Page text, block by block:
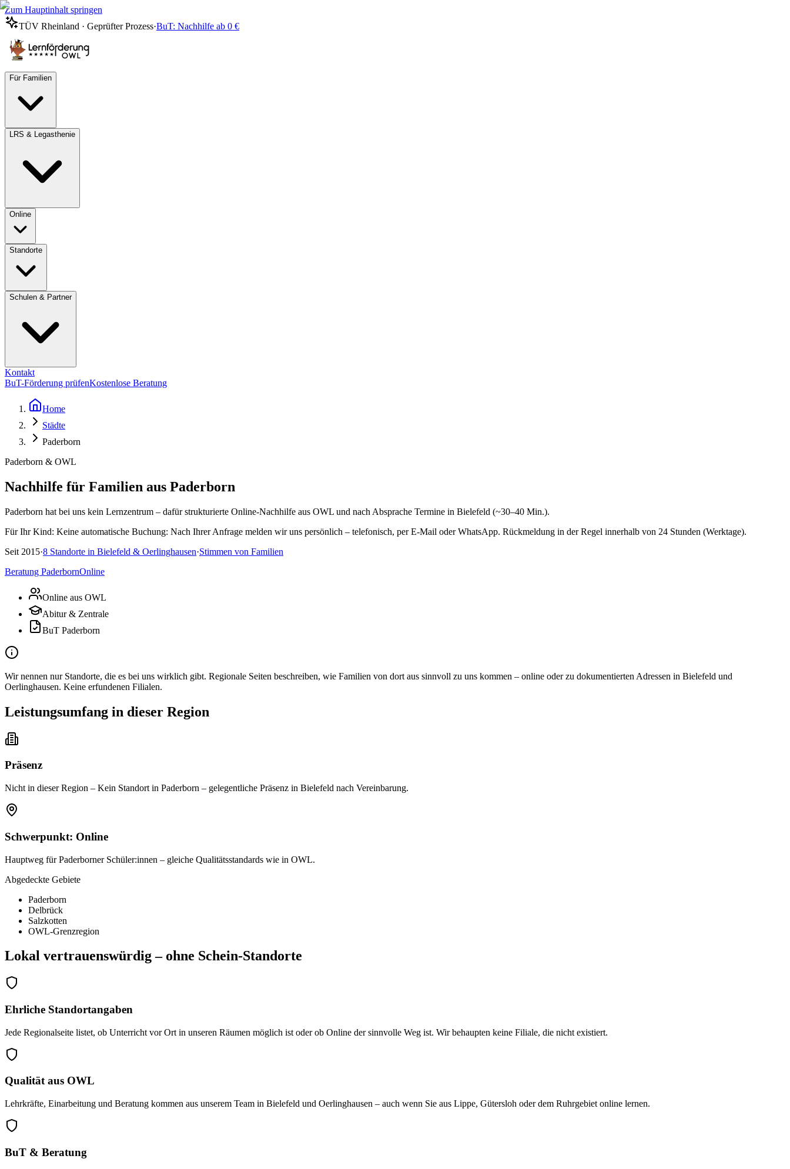
Zum Hauptinhalt springen
TÜV Rheinland · Geprüfter Prozess·BuT: Nachhilfe ab 0 €
Für Familien
LRS & Legasthenie
Online
Standorte
Schulen & Partner
Kontakt
BuT-Förderung prüfenKostenlose Beratung
Home
Städte
Paderborn
Paderborn & OWL
Nachhilfe für Familien aus Paderborn
Paderborn hat bei uns kein Lernzentrum – dafür strukturierte Online-Nachhilfe aus OWL und nach Absprache Termine in Bielefeld (~30–40 Min.).
Für Ihr Kind: Keine automatische Buchung: Nach Ihrer Anfrage melden wir uns persönlich – telefonisch, per E-Mail oder WhatsApp. Rückmeldung in der Regel innerhalb von 24 Stunden (Werktage).
Seit 2015·8 Standorte in Bielefeld & Oerlinghausen·Stimmen von Familien
Beratung PaderbornOnline
Online aus OWL
Abitur & Zentrale
BuT Paderborn
Wir nennen nur Standorte, die es bei uns wirklich gibt. Regionale Seiten beschreiben, wie Familien von dort aus sinnvoll zu uns kommen – online oder zu dokumentierten Adressen in Bielefeld und
Oerlinghausen. Keine erfundenen Filialen.
Leistungsumfang in dieser Region
Präsenz
Nicht in dieser Region – Kein Standort in Paderborn – gelegentliche Präsenz in Bielefeld nach Vereinbarung.
Schwerpunkt: Online
Hauptweg für Paderborner Schüler:innen – gleiche Qualitätsstandards wie in OWL.
Abgedeckte Gebiete
Paderborn
Delbrück
Salzkotten
OWL-Grenzregion
Lokal vertrauenswürdig – ohne Schein-Standorte
Ehrliche Standortangaben
Jede Regionalseite listet, ob Unterricht vor Ort in unseren Räumen möglich ist oder ob Online der sinnvolle Weg ist. Wir behaupten keine Filiale, die nicht existiert.
Qualität aus OWL
Lehrkräfte, Einarbeitung und Beratung kommen aus unserem Team in Bielefeld und Oerlinghausen – auch wenn Sie aus Lippe, Gütersloh oder dem Ruhrgebiet online lernen.
BuT & Beratung